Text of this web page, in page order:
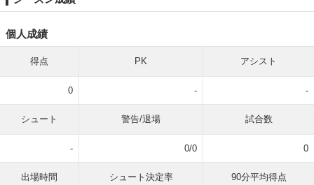
個人成績
得点 PK アシスト
0 - -
シュート 警告/退場 試合数
- 0/0 0
出場時間 シュート決定率 90分平均得点